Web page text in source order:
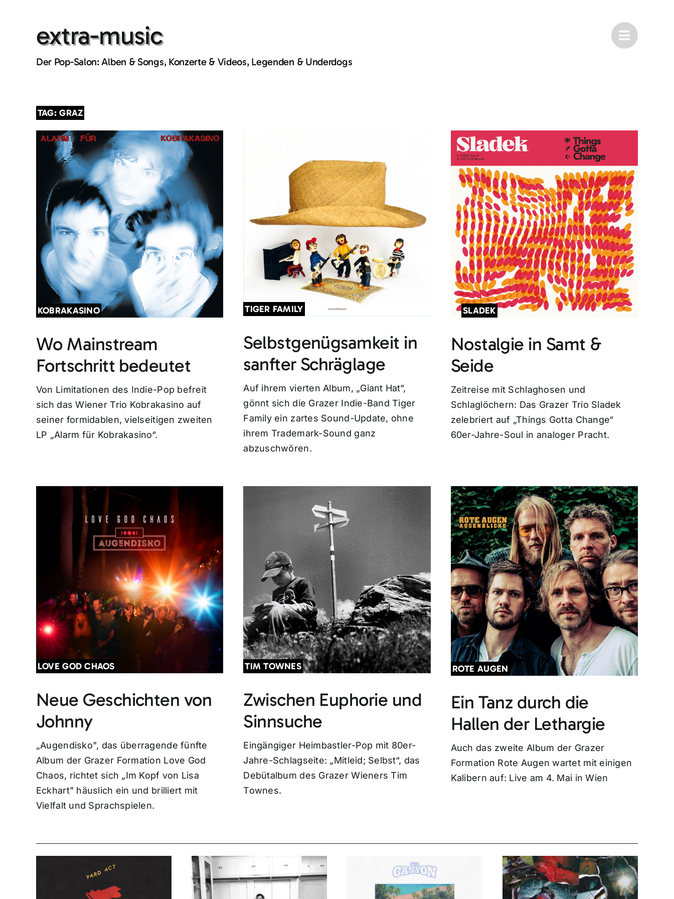
extra-music
Der Pop-Salon: Alben & Songs, Konzerte & Videos, Legenden & Underdogs
TAG: GRAZ
KOBRAKASINO
Wo Mainstream
Fortschritt bedeutet
Von Limitationen des Indie-Pop befreit
sich das Wiener Trio Kobrakasino auf
seiner formidablen, vielseitigen zweiten
LP „Alarm für Kobrakasino“.
TIGER FAMILY
Selbstgenügsamkeit in
sanfter Schräglage
Auf ihrem vierten Album, „Giant Hat“,
gönnt sich die Grazer Indie-Band Tiger
Family ein zartes Sound-Update, ohne
ihrem Trademark-Sound ganz
abzuschwören.
SLADEK
Nostalgie in Samt &
Seide
Zeitreise mit Schlaghosen und
Schlaglöchern: Das Grazer Trio Sladek
zelebriert auf „Things Gotta Change“
60er-Jahre-Soul in analoger Pracht.
LOVE GOD CHAOS
Neue Geschichten von
Johnny
„Augendisko", das überragende fünfte
Album der Grazer Formation Love God
Chaos, richtet sich „Im Kopf von Lisa
Eckhart" häuslich ein und brilliert mit
Vielfalt und Sprachspielen.
TIM TOWNES
Zwischen Euphorie und
Sinnsuche
Eingängiger Heimbastler-Pop mit 80er-
Jahre-Schlagseite: „Mitleid; Selbst“, das
Debütalbum des Grazer Wieners Tim
Townes.
ROTE AUGEN
Ein Tanz durch die
Hallen der Lethargie
Auch das zweite Album der Grazer
Formation Rote Augen wartet mit einigen
Kalibern auf: Live am 4. Mai in Wien